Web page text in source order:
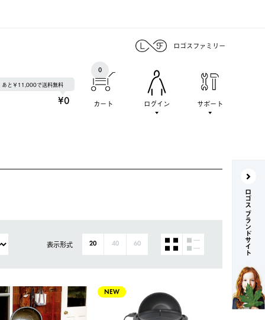
ロゴスファミリー
あと￥11,000で送料無料
¥0 カート
0
ログイン サポート
表示形式 20 40 60
NEW
ロゴス ブランドサイト